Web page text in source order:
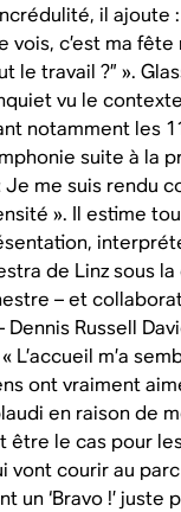
il ajoute
vois, c’est ma fête
le travail ?” ».
vu le
notamment les
suite à la
me suis rendu
». Il estime
de Linz sous
– et
Dennis Russell
L’accueil m’a
ont vraiment
en raison de
être le cas pour
vont courir au
un ‘Bravo !’ juste